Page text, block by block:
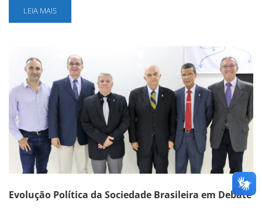
LEIA MAIS
Evolução Política da Sociedade Brasileira em Debate